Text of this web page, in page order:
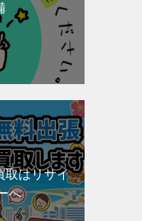
取はリサイ
へ